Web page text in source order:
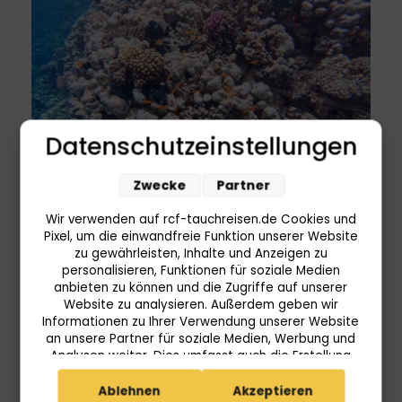
Mein Fazit: Lahami Bay ist die ideale Wahl für
alle, die das Rote Meer abseits der bekannten
Datenschutzeinstellungen
Wir verwenden auf rcf-tauchreisen.de Cookies und
Pixel, um die einwandfreie Funktion unserer Website
zu gewährleisten, Inhalte und Anzeigen zu
personalisieren, Funktionen für soziale Medien
anbieten zu können und die Zugriffe auf unserer
Website zu analysieren. Außerdem geben wir
Informationen zu Ihrer Verwendung unserer Website
an unsere Partner für soziale Medien, Werbung und
Analysen weiter. Dies umfasst auch die Erstellung
pseudonymer Nutzungsprofile. Unsere Partner
(Userlike Google Advertising Products) führen diese
Zwecke Partner
Ablehnen Akzeptieren